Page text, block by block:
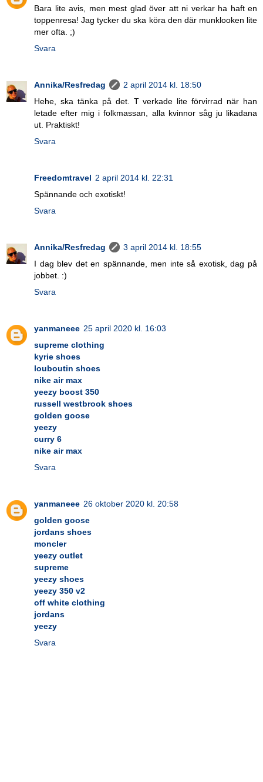
Bara lite avis, men mest glad över att ni verkar ha haft en
toppenresa! Jag tycker du ska köra den där munklooken lite
mer ofta. ;)
Svara
Annika/Resfredag
2 april 2014 kl. 18:50
Hehe, ska tänka på det. T verkade lite förvirrad när han
letade efter mig i folkmassan, alla kvinnor såg ju likadana
ut. Praktiskt!
Svara
Freedomtravel 2 april 2014 kl. 22:31
Spännande och exotiskt!
Svara
Annika/Resfredag
3 april 2014 kl. 18:55
I dag blev det en spännande, men inte så exotisk, dag på
jobbet. :)
Svara
yanmaneee 25 april 2020 kl. 16:03
supreme clothing
kyrie shoes
louboutin shoes
nike air max
yeezy boost 350
russell westbrook shoes
golden goose
yeezy
curry 6
nike air max
Svara
yanmaneee 26 oktober 2020 kl. 20:58
golden goose
jordans shoes
moncler
yeezy outlet
supreme
yeezy shoes
yeezy 350 v2
off white clothing
jordans
yeezy
Svara